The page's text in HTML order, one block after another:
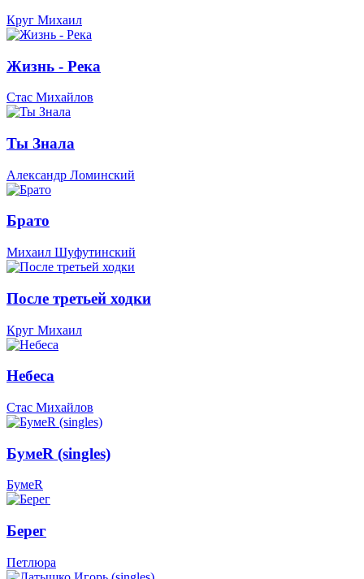
Круг Михаил
Жизнь - Река
Стас Михайлов
Ты Знала
Александр Ломинский
Брато
Михаил Шуфутинский
После третьей ходки
Круг Михаил
Небеса
Стас Михайлов
БумеR (singles)
БумеR
Берег
Петлюра